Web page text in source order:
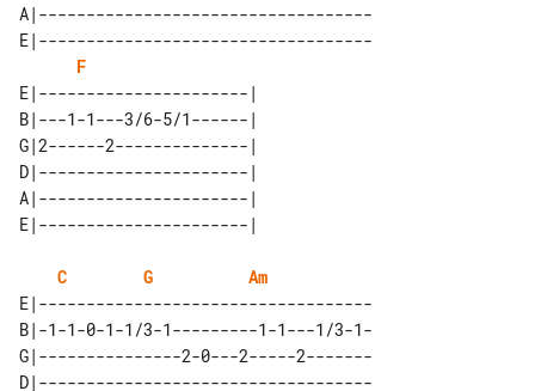
A|-----------------------------------
E|-----------------------------------
F
E|----------------------|
B|---1-1---3/6-5/1------|
G|2------2--------------|
D|----------------------|
A|----------------------|
C G
Am
E|-----------------------------------
B|-1-1-0-1-1/3-1---------1-1---1/3-1-
G|---------------2-0---2-----2-------
D|-----------------------------------